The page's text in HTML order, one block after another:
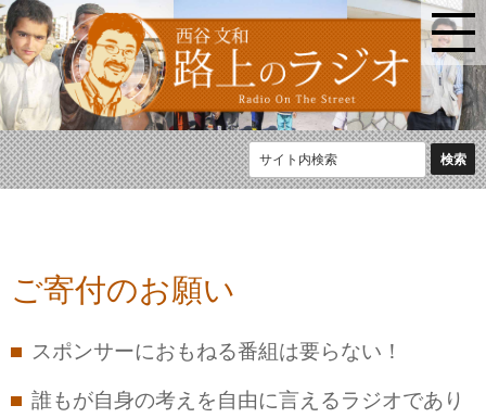
ご寄付のお願い
スポンサーにおもねる番組は要らない！
誰もが自身の考えを自由に言えるラジオであり